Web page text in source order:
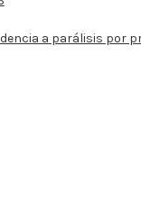
a parálisis por